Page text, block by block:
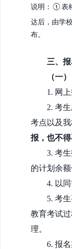
说明 ： ① 表
达后，由学
布。
三、报
（一）
1. 网
2. 考
考点以及
报，也不得
3. 考
的计划余
4. 以
5. 考
教育考试
理。
6. 报